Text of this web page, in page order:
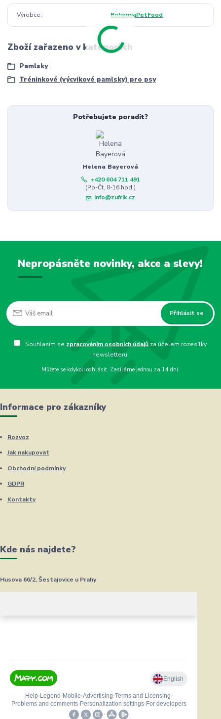
Výrobce BohemiaPetFood
Zboží zařazeno v kategoriích
Pamlsky
Tréninkové (výcvikové pamlsky) pro psy
Potřebujete poradit?
Helena Bayerová
+420 604 711 491
(Po-Čt, 8-16 hod.)
info@zufrik.cz
Nepropásněte novinky, akce a slevy!
Přihlásit se
Souhlasím se zpracováním osobních údajů za účelem rozesílky
newsletteru.
Můžete se kdykoli odhlásit. Zasíláme jednou za 14 dní.
Informace pro zákazníky
Rozvoz
Jak nakupovat
Obchodní podmínky
GDPR
Kontakty
Kde nás najdete?
Husova 66/2, Šestajovice u Prahy